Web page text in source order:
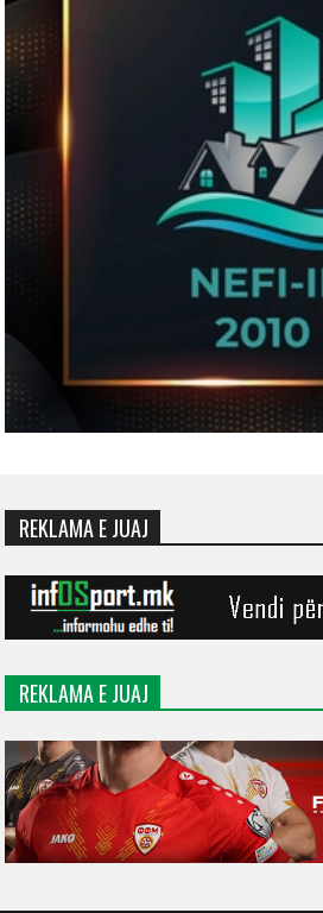
REKLAMA E JUAJ
REKLAMA E JUAJ